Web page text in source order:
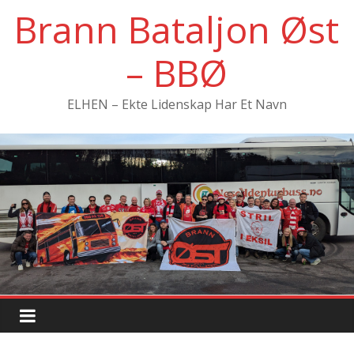
innholdet
Brann Bataljon Øst
– BBØ
ELHEN – Ekte Lidenskap Har Et Navn